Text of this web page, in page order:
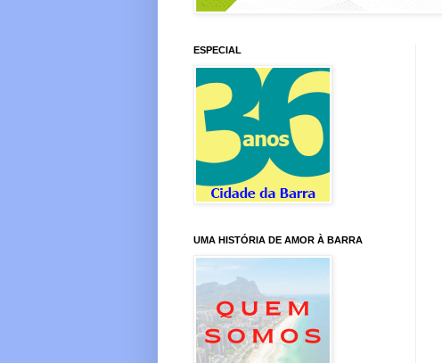
ESPECIAL
UMA HISTÓRIA DE AMOR À BARRA